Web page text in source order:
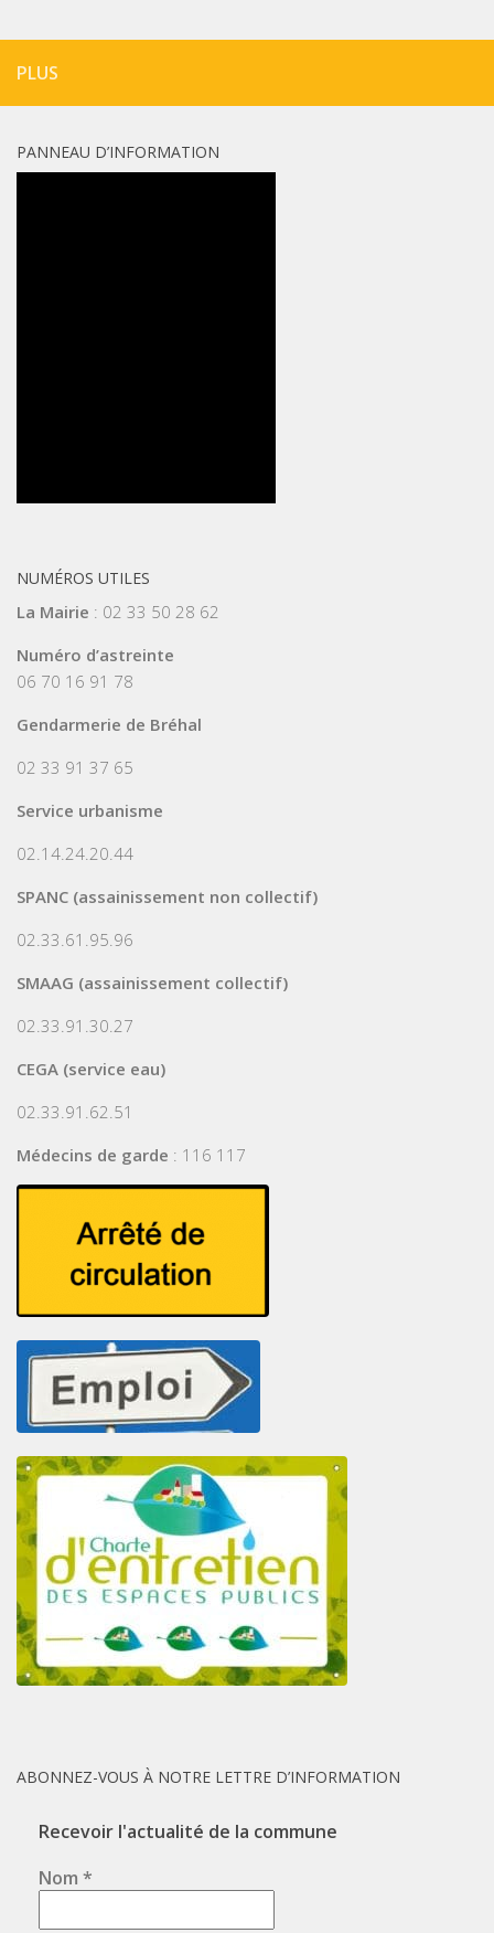
PLUS
PANNEAU D’INFORMATION
NUMÉROS UTILES
La Mairie : 02 33 50 28 62
Numéro d’astreinte
06 70 16 91 78
Gendarmerie de Bréhal
02 33 91 37 65
Service urbanisme
02.14.24.20.44
SPANC (assainissement non collectif)
02.33.61.95.96
SMAAG (assainissement collectif)
02.33.91.30.27
CEGA (service eau)
02.33.91.62.51
Médecins de garde : 116 117
ABONNEZ-VOUS À NOTRE LETTRE D’INFORMATION
Recevoir l'actualité de la commune
Nom *